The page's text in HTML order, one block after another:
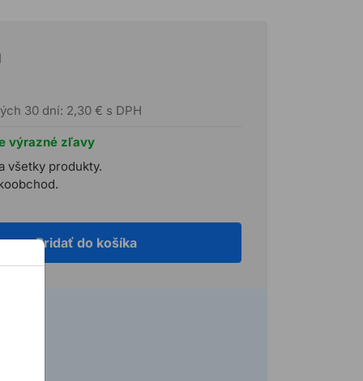
30 dní: 2,30 € s DPH
výrazné zľavy
všetky produkty.
Pridať do košíka